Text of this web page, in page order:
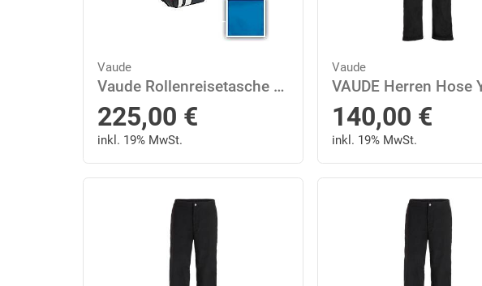
Vaude
Vaude Rollenreisetasche mit 2 Rollen Rotuma 65 New Islands M Blau
225,00 €
inkl. 19% MwSt.
Vaude
140,00 €
inkl. 19% MwSt.